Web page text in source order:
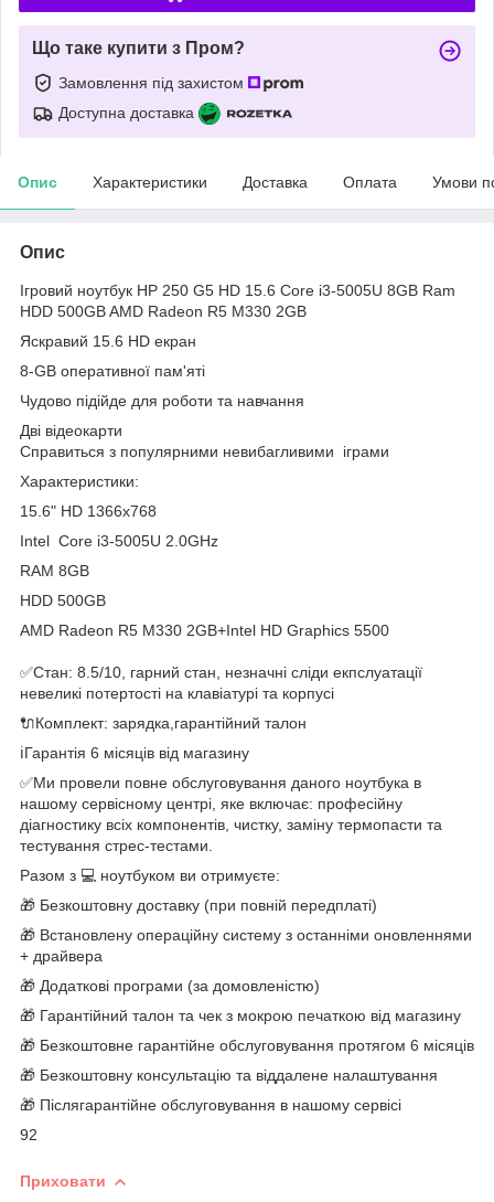
Що таке купити з Пром?
Замовлення під захистом
Доступна доставка
Опис Характеристики Доставка Оплата Умови
Опис
Ігровий ноутбук HP 250 G5 HD 15.6 Core i3-5005U 8GB Ram
HDD 500GB AMD Radeon R5 M330 2GB
Яскравий 15.6 HD екран
8-GB оперативної пам'яті
Чудово підійде для роботи та навчання
Дві відеокарти
Справиться з популярними невибагливими іграми
Характеристики:
15.6" HD 1366x768
Intel Core i3-5005U 2.0GHz
RAM 8GB
HDD 500GB
AMD Radeon R5 M330 2GB+Intel HD Graphics 5500
✅Стан: 8.5/10, гарний стан, незначні сліди екпслуатації
невеликі потертості на клавіатурі та корпусі
🔌Комплект: зарядка,гарантійний талон
ℹ️Гарантія 6 місяців від магазину
✅Ми провели повне обслуговування даного ноутбука в
нашому сервісному центрі, яке включає: професійну
діагностику всіх компонентів, чистку, заміну термопасти та
тестування стрес-тестами.
Разом з 💻 ноутбуком ви отримуєте:
🎁 Безкоштовну доставку (при повній передплаті)
🎁 Встановлену операційну систему з останніми оновленнями
+ драйвера
🎁 Додаткові програми (за домовленістю)
🎁 Гарантійний талон та чек з мокрою печаткою від магазину
🎁 Безкоштовне гарантійне обслуговування протягом 6 місяців
🎁 Безкоштовну консультацію та віддалене налаштування
🎁 Післягарантійне обслуговування в нашому сервісі
92
Приховати